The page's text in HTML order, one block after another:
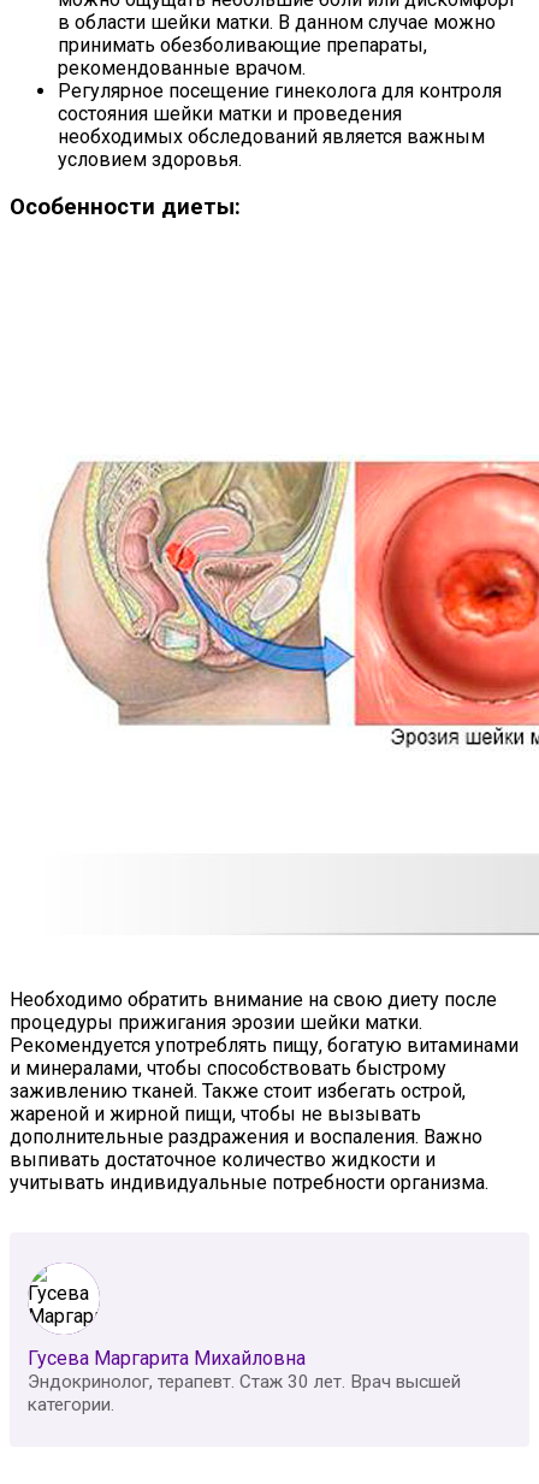
в области шейки матки. В данном случае можно
принимать обезболивающие препараты,
рекомендованные врачом.
Регулярное посещение гинеколога для контроля
состояния шейки матки и проведения
необходимых обследований является важным
условием здоровья.
Особенности диеты:
Необходимо обратить внимание на свою диету после
процедуры прижигания эрозии шейки матки.
Рекомендуется употреблять пищу, богатую витаминами
и минералами, чтобы способствовать быстрому
заживлению тканей. Также стоит избегать острой,
жареной и жирной пищи, чтобы не вызывать
дополнительные раздражения и воспаления. Важно
выпивать достаточное количество жидкости и
учитывать индивидуальные потребности организма.
Гусева Маргарита Михайловна
Эндокринолог, терапевт. Стаж 30 лет. Врач высшей
категории.